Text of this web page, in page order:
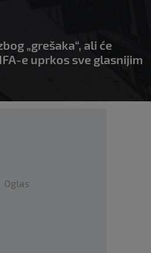
„grešaka“, ali će
e uprkos sve glasnijim
Oglas